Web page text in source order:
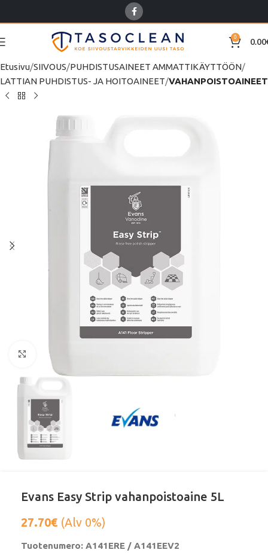
0 0.00
Etusivu SIIVOUS PUHDISTUSAINEET AMMATTIKÄYTTÖÖN
LATTIAN PUHDISTUS- JA HOITOAINEET VAHANPOISTOAINEET
Klikkaa suurentaaksesi
Evans Easy Strip vahanpoistoaine 5L
27.70€ (Alv 0%)
Tuotenumero: A141ERE / A141EEV2